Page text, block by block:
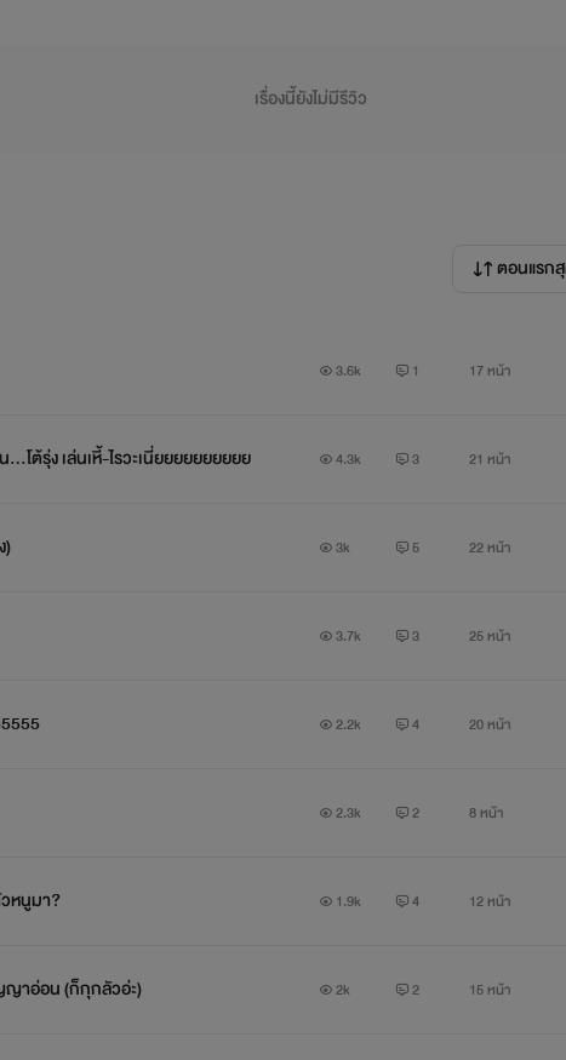
งานอยู่ไง อยากหางานทำ เลยมาสมัครเป็นนักร้องกลางคืนให้ร้านเหล้า
มันพเยิดหน้าให้ฉันเว้ย ให้ฉันเล่นด้วยกะอิพวกเดนเมา
ก็รู้อ่ะว่าทุกคนตกใจ คงรับไม่ได้กับที่ฉันทำ
แต่จะให้ฉันทำไงได้วะ ถ้าต้องมาเจออะไรแบบนี้ฉันขอลาออกดีกว่า
เขาให้ฉันไปพบเจ้านายเขาที่รถ ไอ้นี่ไม่ไว้ใจไง บอกไม่ไปอ่ะ แล้วก็เ
ก่อนจะมาถึงบางอ้อเมื่อจู่ๆ เขาก็ต่อยฉันดังอุ้กแล้วอุ้มพาดบ่าพาขึ้น
เรื่องนี้ยังไม่มีรีวิว
ตอนแรก
3.6k 1 17 หน้า
โต้รุ่ง เล่นเหี้-ไรวะเนี่ยยยยยยยยยย 4.3k 3 21 หน้า
) 3k 5 22 หน้า
3.7k 3 25 หน้า
2.2k 4 20 หน้า
2.3k 2 8 หน้า
หนูมา? 1.9k 4 12 หน้า
าอ่อน (ก็กุกลัวอ่ะ) 2k 2 15 หน้า